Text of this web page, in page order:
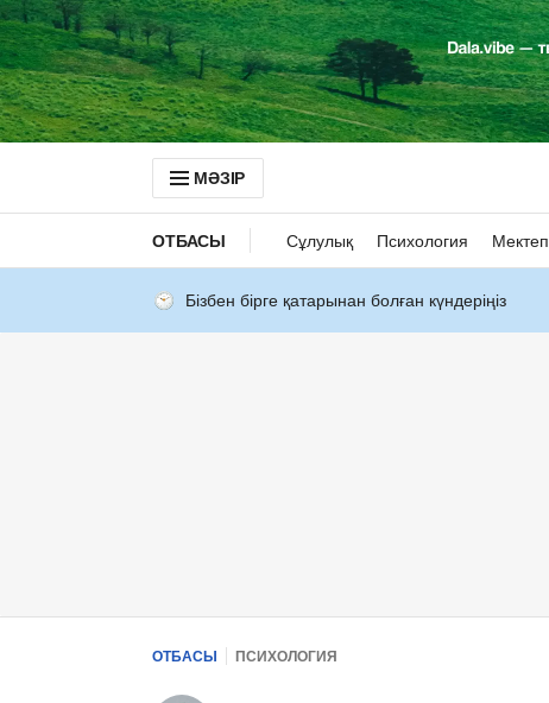
МӘЗІР
ОТБАСЫ Сұлулық Психология Мектеп
Бізбен бірге қатарынан болған күндеріңіз
ОТБАСЫ ПСИХОЛОГИЯ